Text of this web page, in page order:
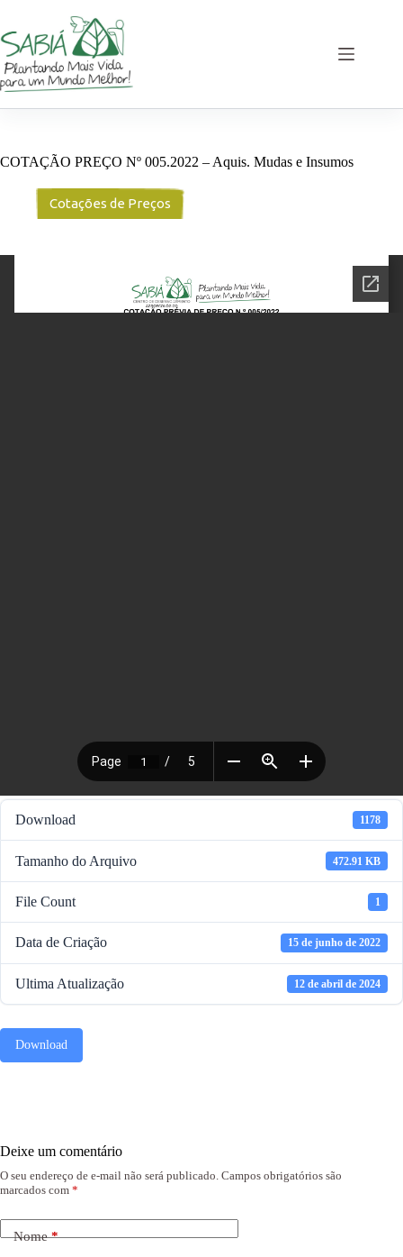
o
conteúdo
COTAÇÃO PREÇO Nº 005.2022 – Aquis. Mudas e Insumos
Cotações de Preços
Download 1178
Tamanho do Arquivo 472.91 KB
File Count 1
Data de Criação 15 de junho de 2022
Ultima Atualização 12 de abril de 2024
Download
Deixe um comentário
O seu endereço de e-mail não será publicado. Campos obrigatórios são
marcados com *
Nome*